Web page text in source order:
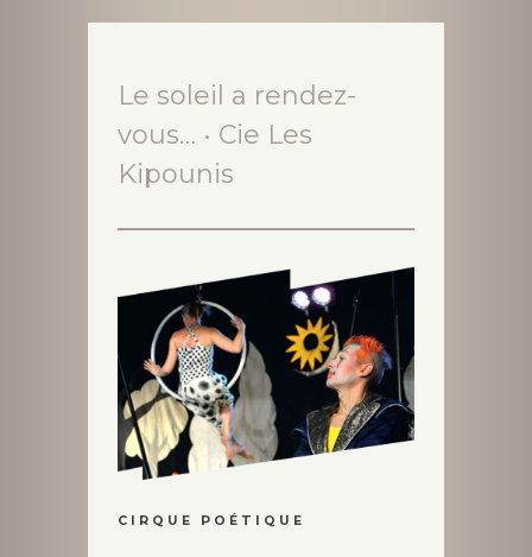
Le soleil a rendez-
vous… • Cie Les
Kipounis
C I R Q U E P O É T I Q U E